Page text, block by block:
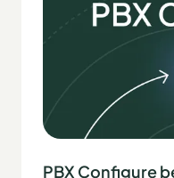
PBX Configure